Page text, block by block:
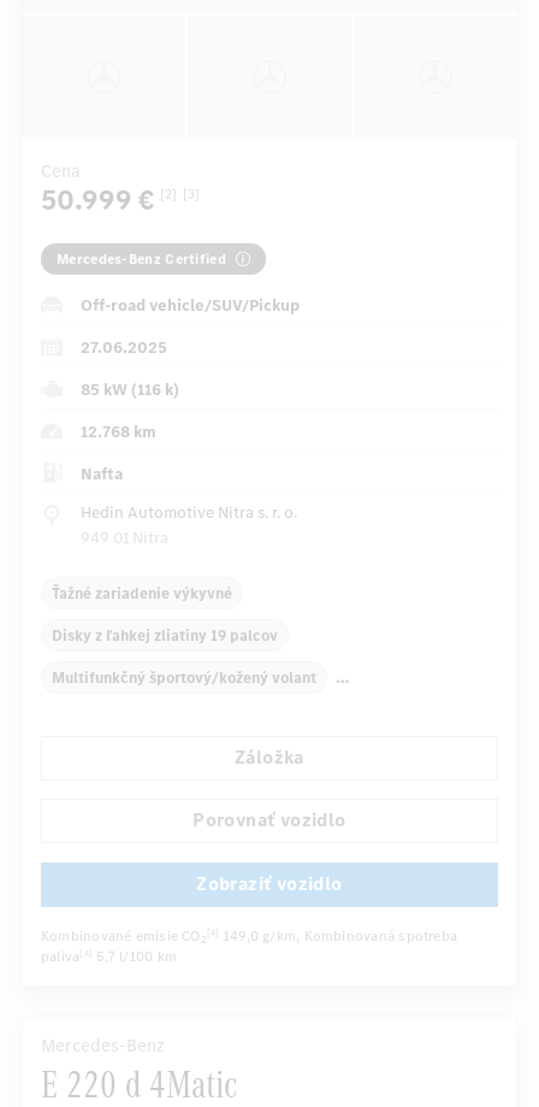
Cena
50.999 € [2] [3]
Mercedes-Benz Certified
Off-road vehicle/SUV/Pickup
27.06.2025
85 kW (116 k)
12.768 km
Nafta
Hedin Automotive Nitra s. r. o.
949 01 Nitra
Ťažné zariadenie výkyvné
Disky z ľahkej zliatiny 19 palcov
Multifunkčný športový/kožený volant
Multifunkčný displej
Sedadlo vodiča/spolujazdca elektricky
Záložka
Porovnať vozidlo
Zobraziť vozidlo
Kombinované emisie CO 2 [4] 149,0 g/km, Kombinovaná spotreba
paliva
[4] 5,7 l/100 km
Mercedes-Benz
E 220 d 4Matic